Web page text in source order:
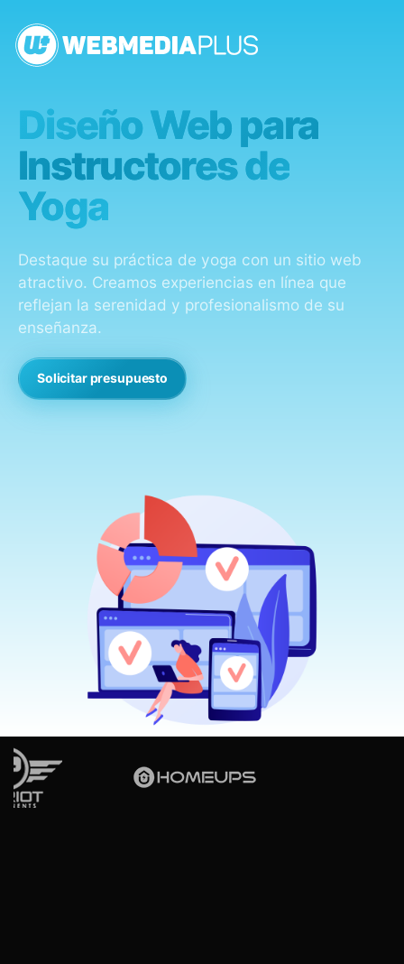
Diseño Web para
Instructores de
Yoga
Destaque su práctica de yoga con un sitio web
atractivo. Creamos experiencias en línea que
reflejan la serenidad y profesionalismo de su
enseñanza.
Solicitar presupuesto